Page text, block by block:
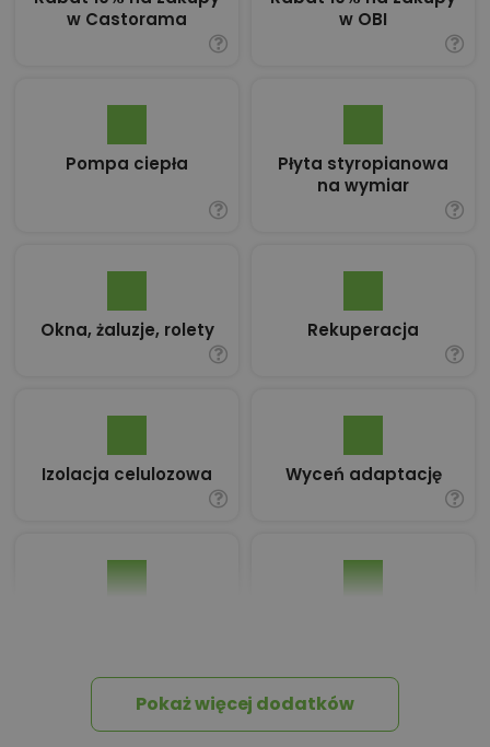
w Castorama
w OBI
Pompa ciepła
Płyta styropianowa
na wymiar
Okna, żaluzje, rolety Rekuperacja
Izolacja celulozowa Wyceń adaptację
Pokaż więcej dodatków